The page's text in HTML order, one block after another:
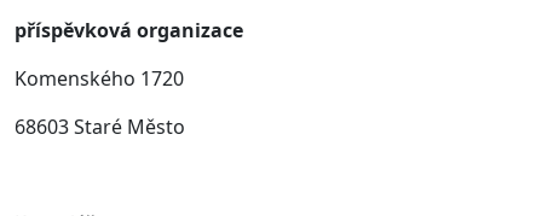
příspěvková organizace
Komenského 1720
68603 Staré Město